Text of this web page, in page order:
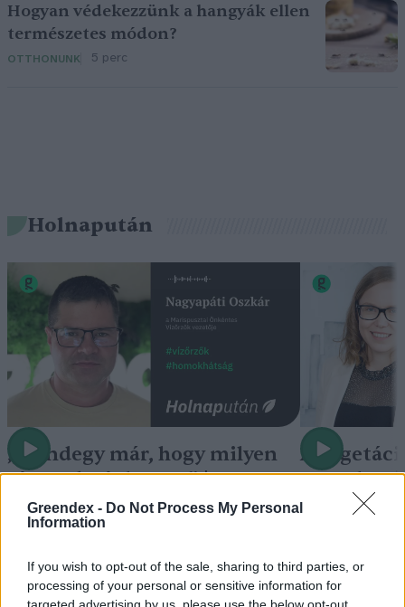
Greendex - Do Not Process My Personal
Information
If you wish to opt-out of the sale, sharing to third parties, or
processing of your personal or sensitive information for
Hogyan védekezzünk a hangyák ellen
természetes módon?
OTTHONUNK 5 perc
Holnapután
„Mindegy már, hogy milyen
víz, csak víz legyen” |
Holnapután
Greendex 55:58
A
az ember
Greendex